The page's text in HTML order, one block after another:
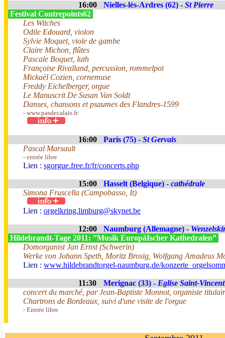
16:00 Nielles-lès-Ardres (62) - St Pierre
Festival Contrepoints62
Les Witches
Odile Edouard, violon
Sylvie Moquet, viole de gambe
Claire Michon, flûtes
Pascale Boquet, luth
Françoise Rivalland, percussion, rommelpot
Mickaël Cozien, cornemuse
Freddy Eichelberger, orgue
Le Manuscrit De Susan Van Soldt
Danses, chansons et psaumes des Flandres-1599
- www.pasdecalais.fr
16:00 Paris (75) - St Gervais
Pascal Marsault
- entrée libre
Lien : sgorgue.free.fr/fr/concerts.php
15:00 Hasselt (Belgique) - cathédrale
Simona Fruscella (Campobasso, It)
Lien : orgelkring.limburg@skynet.be
12:00 Naumburg (Allemagne) -
Hildebrandt-Tage 2011: ”Musik EuropäIscher Kathedralen”
Domorganist Jan Ernst (Schwerin)
Werke von Johann Speth, Moritz Brosig, Wolfgang Amadeus
Lien : www.hildebrandtorgel-naumburg.de/
11:30 Merignac (33) - Eglise Saint-Vincent
concert du marché, par Jean-Baptiste Monnot, organiste
Chartrons de Bordeaux, suivi d'une visite de l'orgue
- Entrée libre